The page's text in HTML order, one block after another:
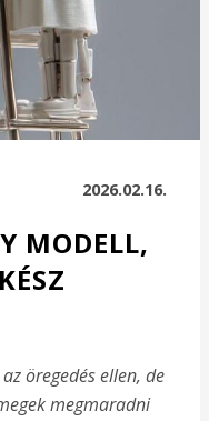
2026.02.16.
MODELL,
öregedés ellen, de
megmaradni